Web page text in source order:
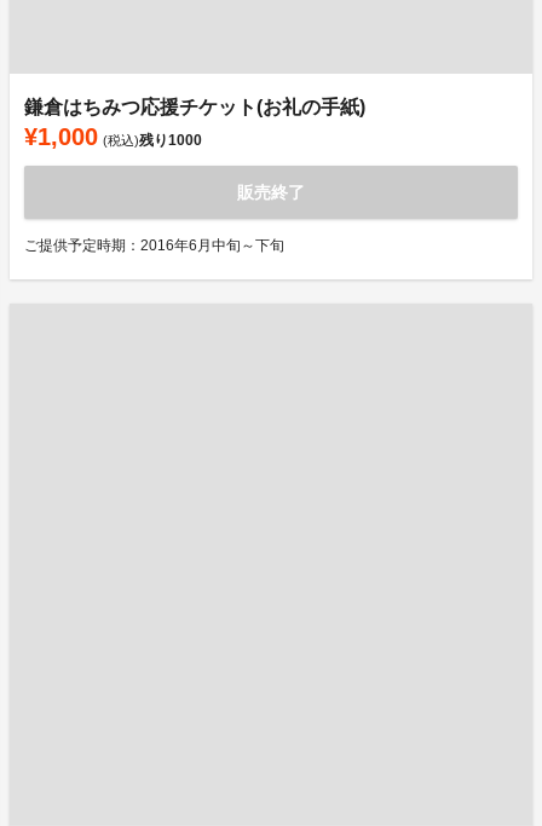
鎌倉はちみつ応援チケット(お礼の手紙)
¥1,000 (税込)残り1000
販売終了
ご提供予定時期：2016年6月中旬～下旬